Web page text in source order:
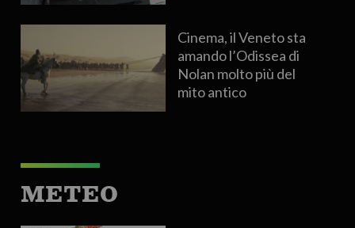
Cinema, il Veneto sta
amando l’Odissea di
Nolan molto più del
mito antico
METEO